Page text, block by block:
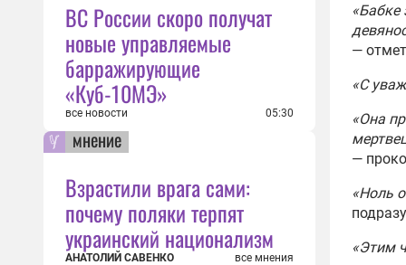
ВС России скоро получат
новые управляемые
барражирующие
«Куб-10МЭ»
все новости 05:30
мнение
Взрастили врага сами:
почему поляки терпят
украинский национализм
АНАТОЛИЙ САВЕНКО все мнения
11:08
05:17
о
«Бабке
—
«С
«Она
—
«Ноль
«Этим